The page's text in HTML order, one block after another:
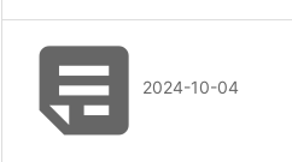
2024-10-04